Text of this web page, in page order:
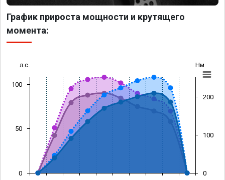
График прироста мощности и крутящего
момента:
л.с. Нм
0
50
100
0
100
200